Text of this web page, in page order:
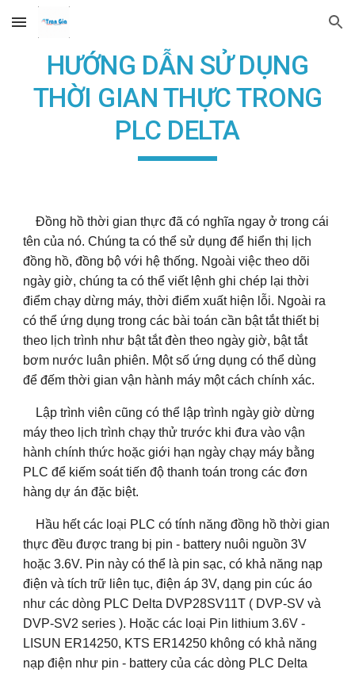
Skip to main content Skip to navigation
HƯỚNG DẪN SỬ DỤNG
THỜI GIAN THỰC TRONG
PLC DELTA
Đồng hồ thời gian thực đã có nghĩa ngay ở trong cái
tên của nó. Chúng ta có thể sử dụng để hiển thị lịch
đồng hồ, đồng bộ với hệ thống. Ngoài việc theo dõi
ngày giờ, chúng ta có thể viết lệnh ghi chép lại thời
điểm chạy dừng máy, thời điểm xuất hiện lỗi. Ngoài ra
có thể ứng dụng trong các bài toán cần bật tắt thiết bị
theo lịch trình như bật tắt đèn theo ngày giờ, bật tắt
bơm nước luân phiên. Một số ứng dụng có thể dùng
để đếm thời gian vận hành máy một cách chính xác.
Lập trình viên cũng có thể lập trình ngày giờ dừng
máy theo lịch trình chạy thử trước khi đưa vào vận
hành chính thức hoặc giới hạn ngày chạy máy bằng
PLC để kiếm soát tiến độ thanh toán trong các đơn
hàng dự án đặc biệt.
Hầu hết các loại PLC có tính năng đồng hồ thời gian
thực đều được trang bị pin - battery nuôi nguồn 3V
hoặc 3.6V. Pin này có thể là pin sạc, có khả năng nạp
điện và tích trữ liên tục, điện áp 3V, dạng pin cúc áo
như các dòng PLC Delta DVP28SV11T ( DVP-SV và
DVP-SV2 series ). Hoặc các loại Pin lithium 3.6V -
LISUN ER14250, KTS ER14250 không có khả năng
nạp điện như pin - battery của các dòng PLC Delta